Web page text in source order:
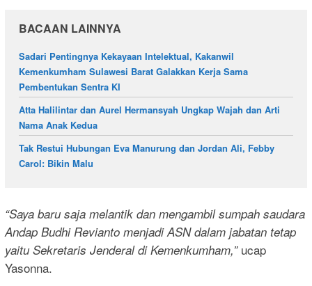
BACAAN LAINNYA
Sadari Pentingnya Kekayaan Intelektual, Kakanwil
Kemenkumham Sulawesi Barat Galakkan Kerja Sama
Pembentukan Sentra KI
Atta Halilintar dan Aurel Hermansyah Ungkap Wajah dan Arti
Nama Anak Kedua
Tak Restui Hubungan Eva Manurung dan Jordan Ali, Febby
Carol: Bikin Malu
“Saya baru saja melantik dan mengambil sumpah saudara
Andap Budhi Revianto menjadi ASN dalam jabatan tetap
yaitu Sekretaris Jenderal di Kemenkumham,”ucap
Yasonna.